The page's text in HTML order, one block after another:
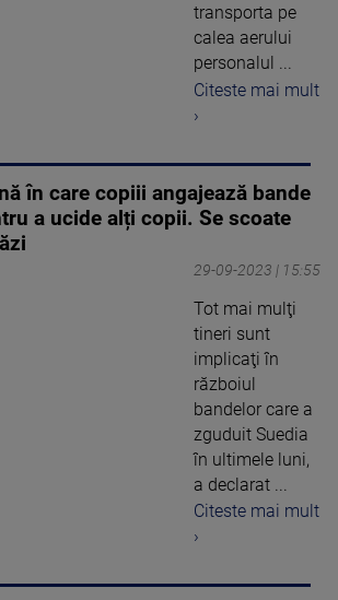
transporta pe
calea aerului
personalul ...
Citeste mai mult
›
în care copiii angajează bande
a ucide alți copii. Se scoate
29-09-2023 | 15:55
Tot mai mulţi
tineri sunt
implicaţi în
războiul
bandelor care a
zguduit Suedia
în ultimele luni,
a declarat ...
Citeste mai mult
›